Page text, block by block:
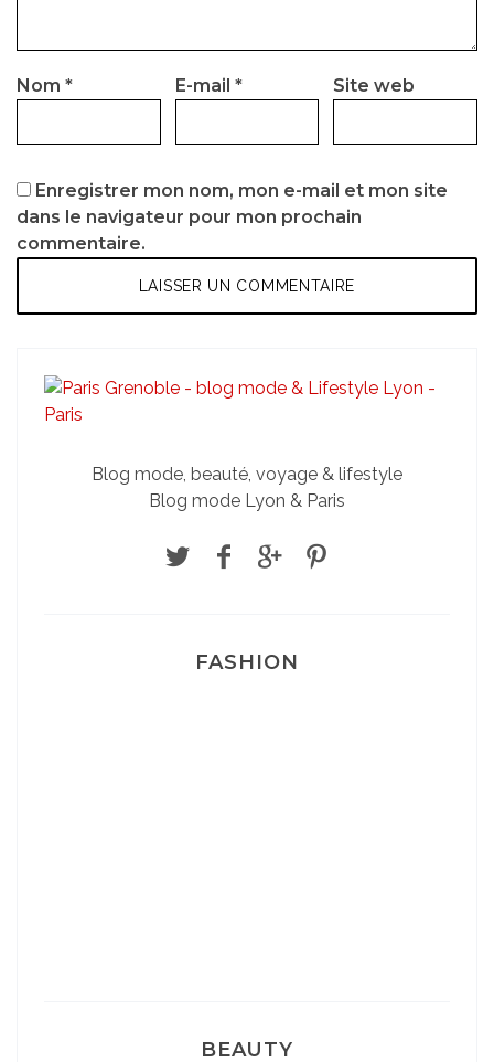
Nom * E-mail * Site web
Enregistrer mon nom, mon e-mail et mon site
dans le navigateur pour mon prochain
commentaire.
Blog mode, beauté, voyage & lifestyle
Blog mode Lyon & Paris
FASHION
BEAUTY